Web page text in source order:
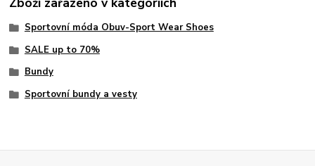
Sportovní móda Obuv-Sport Wear Shoes
SALE up to 70%
Bundy
Sportovní bundy a vesty